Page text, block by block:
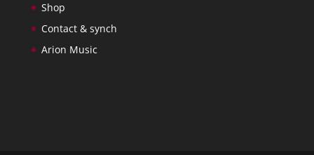
Shop
Contact & synch
Arion Music